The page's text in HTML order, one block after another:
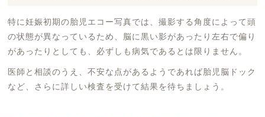
特に妊娠初期の胎児エコー写真では、撮影する角度によって頭
の状態が異なっているため、脳に黒い影があったり左右で偏り
があったりとしても、必ずしも病気であるとは限りません。
医師と相談のうえ、不安な点があるようであれば胎児脳ドック
など、さらに詳しい検査を受けて結果を待ちましょう。